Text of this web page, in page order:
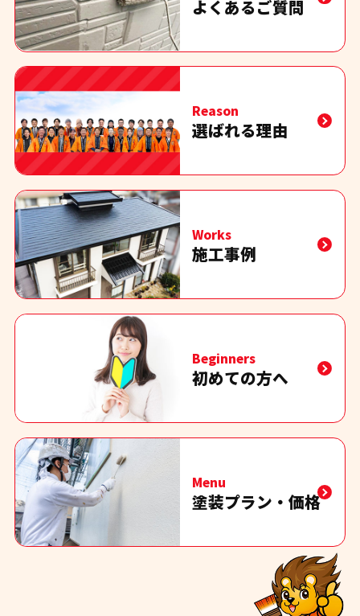
よくあるご質問
Reason
選ばれる理由
Works
施工事例
Beginners
初めての方へ
Menu
塗装プラン・価格